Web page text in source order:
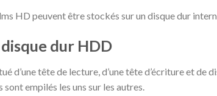
HD peuvent être stockés sur un disque dur
dur HDD
d’une tête de lecture, d’une tête d’écriture et de
empilés les uns sur les autres.